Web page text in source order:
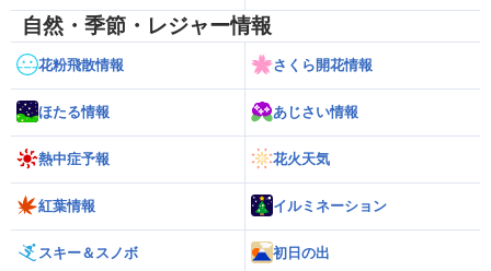
自然・季節・レジャー情報
花粉飛散情報 さくら開花情報
ほたる情報 あじさい情報
熱中症予報 花火天気
紅葉情報 イルミネーション
スキー＆スノボ 初日の出